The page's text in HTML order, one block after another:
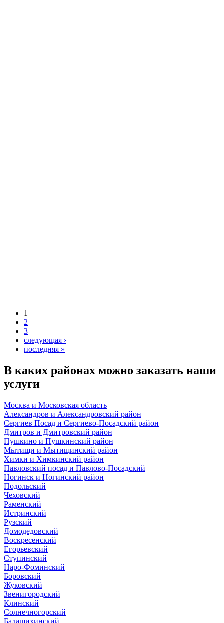
1
2
3
следующая ›
последняя »
В каких районах можно заказать наши
услуги
Москва и Московская область
Александров и Александровский район
Сергиев Посад и Сергиево-Посадский район
Дмитров и Дмитровский район
Пушкино и Пушкинский район
Мытищи и Мытищинский район
Химки и Химкинский район
Павловский посад и Павлово-Посадский
Ногинск и Ногинский район
Подольский
Чеховский
Раменский
Истринский
Рузский
Домодедовский
Воскресенский
Егорьевский
Ступинский
Наро-Фоминский
Боровский
Жуковский
Звенигородский
Клинский
Солнечногорский
Балашихинский